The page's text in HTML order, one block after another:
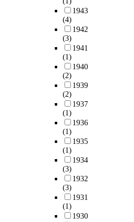
1943
(4)
1942
(3)
1941
(1)
1940
(2)
1939
(2)
1937
(1)
1936
(1)
1935
(1)
1934
(3)
1932
(3)
1931
(1)
1930